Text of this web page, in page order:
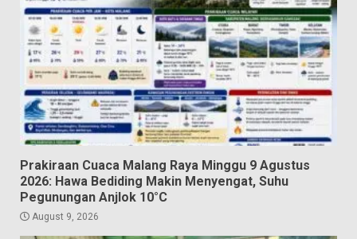
Prakiraan Cuaca Malang Raya Minggu 9 Agustus
2026: Hawa Bediding Makin Menyengat, Suhu
Pegunungan Anjlok 10°C
August 9, 2026